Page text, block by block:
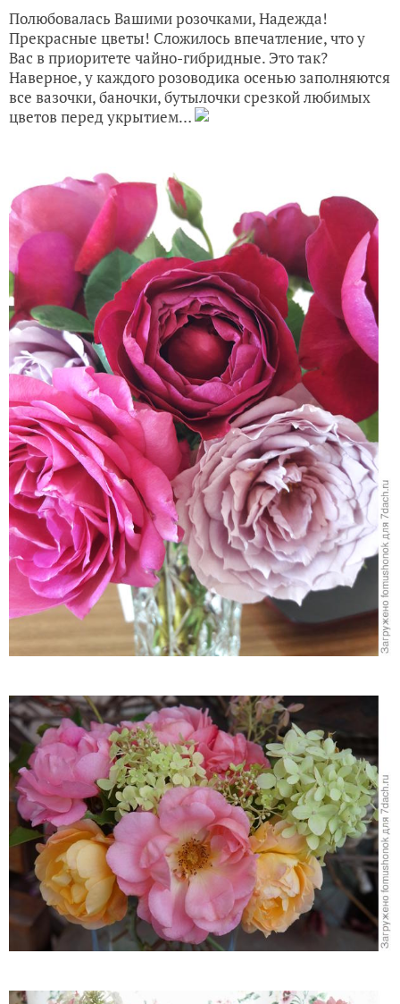
Полюбовалась Вашими розочками, Надежда!
Прекрасные цветы! Сложилось впечатление, что у
Вас в приоритете чайно-гибридные. Это так?
Наверное, у каждого розоводика осенью заполняются
все вазочки, баночки, бутылочки срезкой любимых
цветов перед укрытием…